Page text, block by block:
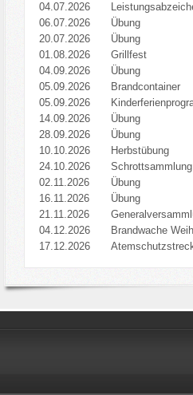
04.07.2026
06.07.2026
Übung
20.07.2026
Übung
01.08.2026
Grillfest
04.09.2026
Übung
05.09.2026
Brandcontainer
05.09.2026
14.09.2026
Übung
28.09.2026
Übung
10.10.2026
Herbstübung
24.10.2026
Schrottsammlung
02.11.2026
Übung
16.11.2026
Übung
21.11.2026
04.12.2026
Brandwache
17.12.2026